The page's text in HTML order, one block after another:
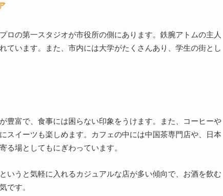
ロの第一スタジオが市役所の側にあります。鉄腕アトムの主人
ています。また、市内には大学がたくさんあり、学生の街とし
豊富で、食事には困らない印象をうけます。また、コーヒーや
スイーツも楽しめます。カフェの中には中国茶専門店や、日本
る場としてもにぎわっています。
いうと気軽に入れるカジュアルな店が多い傾向で、お酒を飲む
です。